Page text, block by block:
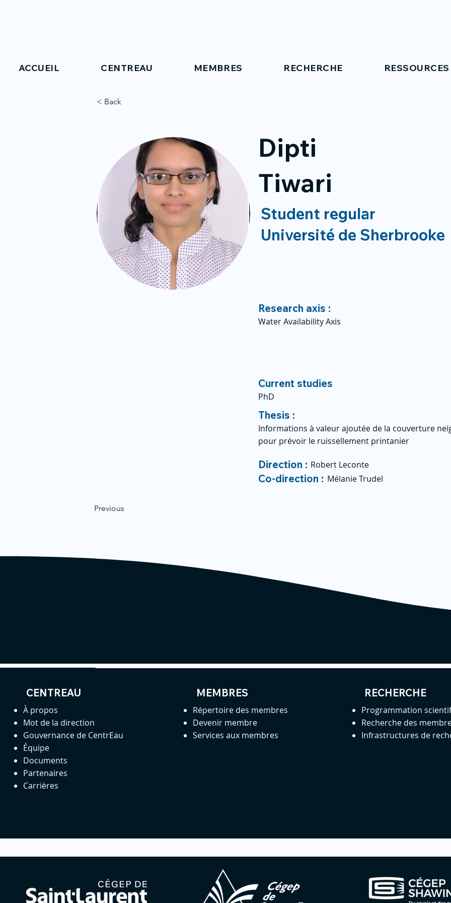
ACCUEIL CENTREAU MEMBRES RECHERCHE RESSOURCES
< Back
Dipti
Tiwari
Student regular
Université de Sherbrooke
Research axis :
Water Availability Axis
Current studies
PhD
Thesis :
Informations à valeur ajoutée de la couverture
pour prévoir le ruissellement printanier
Previous
Direction : Robert Leconte
Co-direction : Mélanie Trudel
CENTREAU
À propos
Mot de la direction
Gouvernance de CentrEau
Équipe
Documents
Partenaires
Carrières
MEMBRES
Répertoire des membres
Devenir membre
Services aux membres
RECHERCHE
Programmation
Recherche des
Infrastructures de